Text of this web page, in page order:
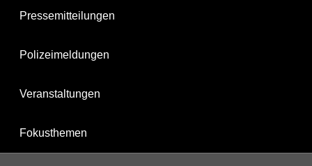
Pressemitteilungen
Polizeimeldungen
Veranstaltungen
Fokusthemen